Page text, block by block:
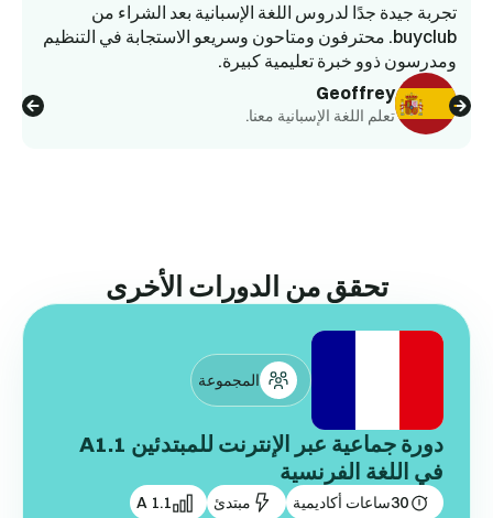
Geoffrey
تعلم اللغة الإسبانية معنا.
تجربة جيدة جدًا لدروس اللغة الإسبانية بعد الشراء من
buyclub. محترفون ومتاحون وسريعو الاستجابة في التنظيم
ومدرسون ذوو خبرة تعليمية كبيرة.
تحقق من الدورات الأخرى
المجموعة
دورة جماعية عبر الإنترنت للمبتدئين A1.1
في اللغة الفرنسية
30ساعات أكاديمية مبتدئ A 1.1